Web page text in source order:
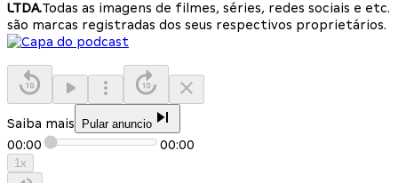
LTDA.Todas as imagens de filmes, séries, redes sociais e etc.
são marcas registradas dos seus respectivos proprietários.
Saiba mais Pular anuncio
00:00 00:00
1x